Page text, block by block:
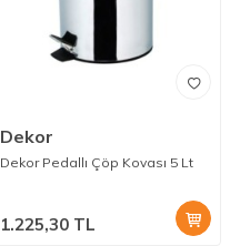
Dekor
Dekor Pedallı Çöp Kovası 5 Lt
1.225,30 TL